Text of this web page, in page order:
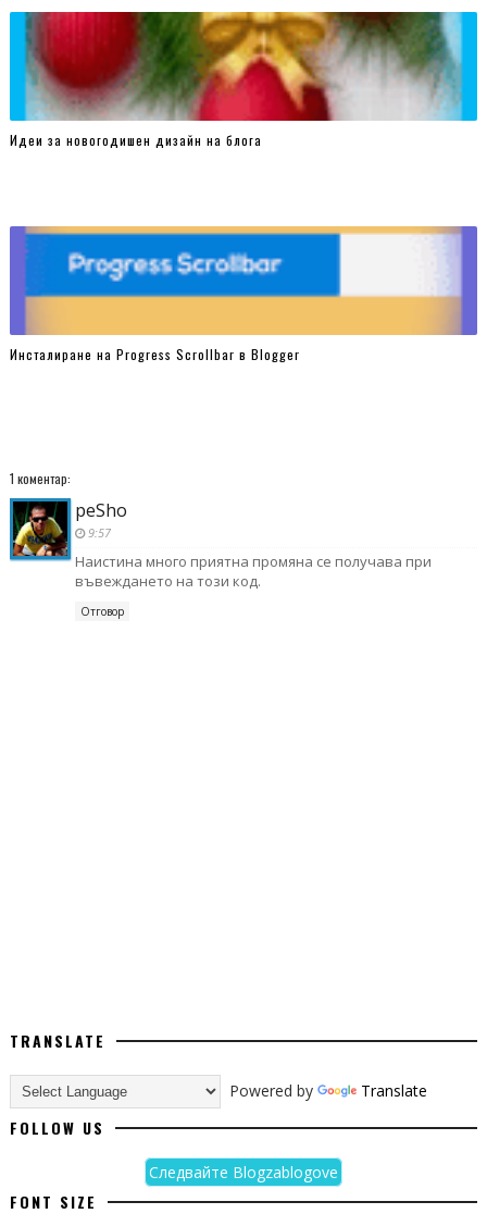
Идеи за новогодишен дизайн на блога
Инсталиране на Progress Scrollbar в Blogger
1 коментар:
peSho
9:57
Наистина много приятна промяна се получава при
въвеждането на този код.
Отговор
TRANSLATE
Powered by Translate
FOLLOW US
Следвайте Blogzablogove
FONT SIZE